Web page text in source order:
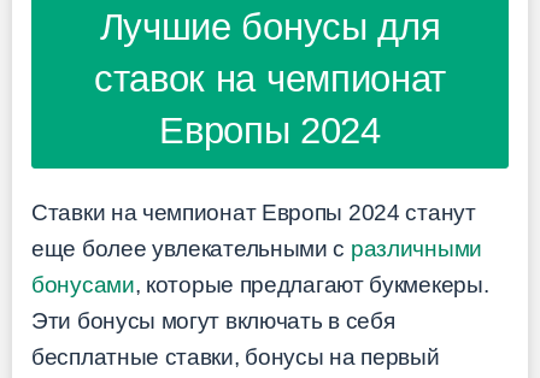
Лучшие бонусы для
ставок на чемпионат
Европы 2024
Ставки на чемпионат Европы 2024 станут
еще более увлекательными с различными
бонусами, которые предлагают букмекеры.
Эти бонусы могут включать в себя
бесплатные ставки, бонусы на первый